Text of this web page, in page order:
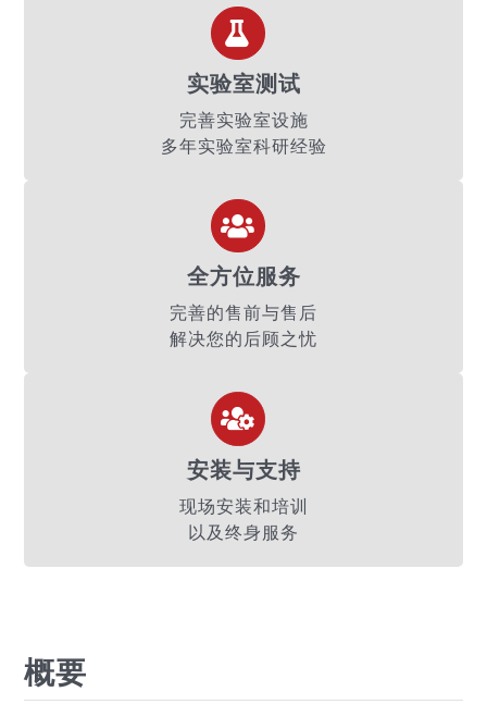
实验室测试
完善实验室设施
多年实验室科研经验
全方位服务
完善的售前与售后
解决您的后顾之忧
安装与支持
现场安装和培训
以及终身服务
概要